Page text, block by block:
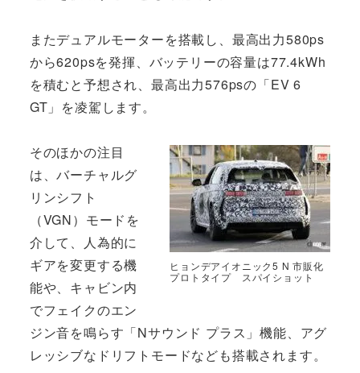
またデュアルモーターを搭載し、最高出力580ps
から620psを発揮、バッテリーの容量は77.4kWh
を積むと予想され、最高出力576psの「EV 6
GT」を凌駕します。
ヒョンデアイオニック5 N 市販化
プロトタイプ スパイショット
そのほかの注目
は、バーチャルグ
リンシフト
（VGN）モードを
介して、人為的に
ギアを変更する機
能や、キャビン内
でフェイクのエン
ジン音を鳴らす「Nサウンド プラス」機能、アグ
レッシブなドリフトモードなども搭載されます。